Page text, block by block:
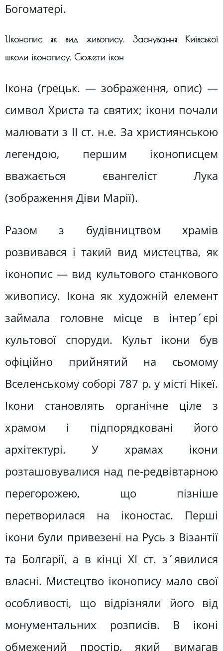
Богоматері.
1.Іконопис як вид живопису. Заснування Київської
школи іконопису. Сюжети ікон
Ікона (грецьк. — зображення, опис) —
символ Христа та святих; ікони почали
малювати з II ст. н.е. За християнською
легендою, першим іконописцем
вважається євангеліст Лука
(зображення Діви Марії).
Разом з будівництвом храмів
розвивався і такий вид мистецтва, як
іконопис — вид культового станкового
живопису. Ікона як художній елемент
займала головне місце в інтер´єрі
культової споруди. Культ ікони був
офіційно прийнятий на сьомому
Вселенському соборі 787 р. у місті Нікеї.
Ікони становлять органічне ціле з
храмом і підпорядковані його
архітектурі. У храмах ікони
розташовувалися над пе-редвівтарною
перегорожею, що пізніше
перетворилася на іконостас. Перші
ікони були привезені на Русь з Візантії
та Болгарії, а в кінці XI ст. з´явилися
власні. Мистецтво іконопису мало свої
особливості, що відрізняли його від
монументальних розписів. В іконі
обмежений простір, який вимагав